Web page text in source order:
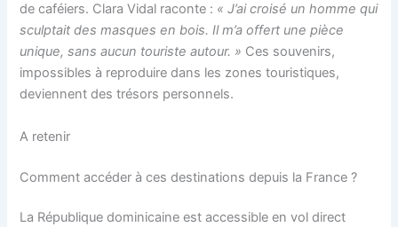
de caféiers. Clara Vidal raconte : « J’ai croisé un homme qui
sculptait des masques en bois. Il m’a offert une pièce
unique, sans aucun touriste autour. » Ces souvenirs,
impossibles à reproduire dans les zones touristiques,
deviennent des trésors personnels.
A retenir
Comment accéder à ces destinations depuis la France ?
La République dominicaine est accessible en vol direct